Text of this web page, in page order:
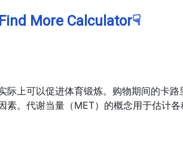
Find More Calculator☟
际上可以促进体育锻炼。购物期间的卡路
素。代谢当量（MET）的概念用于估计